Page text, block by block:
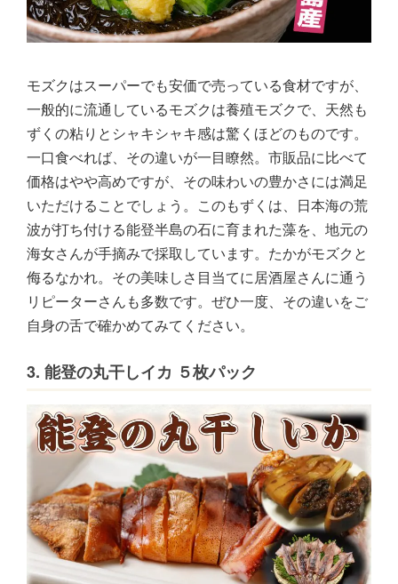
モズクはスーパーでも安価で売っている食材ですが、
一般的に流通しているモズクは養殖モズクで、天然も
ずくの粘りとシャキシャキ感は驚くほどのものです。
一口食べれば、その違いが一目瞭然。市販品に比べて
価格はやや高めですが、その味わいの豊かさには満足
いただけることでしょう。このもずくは、日本海の荒
波が打ち付ける能登半島の石に育まれた藻を、地元の
海女さんが手摘みで採取しています。たかがモズクと
侮るなかれ。その美味しさ目当てに居酒屋さんに通う
リピーターさんも多数です。ぜひ一度、その違いをご
自身の舌で確かめてみてください。
3. 能登の丸干しイカ ５枚パック